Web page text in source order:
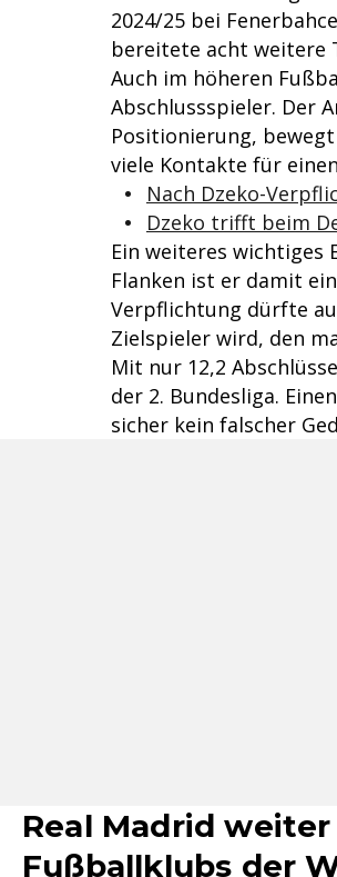
2024/25 bei
bereitete acht weitere
Auch im höheren
Abschlussspieler. Der
Positionierung,
viele Kontakte für
Nach Dzeko-
Dzeko trifft beim
Ein weiteres wichtiges
Flanken ist er damit
Verpflichtung dürfte
Zielspieler wird, den
Mit nur 12,2
der 2. Bundesliga.
sicher kein falscher
Real Madrid
Fußballklubs der